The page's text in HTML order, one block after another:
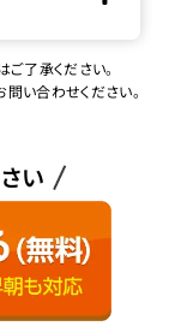
了承ください。
い合わせください。
い